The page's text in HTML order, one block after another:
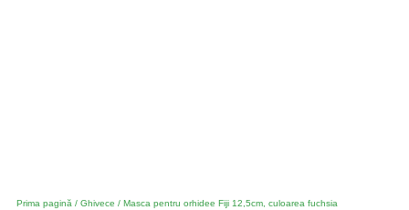
Prima pagină / Ghivece / Masca pentru orhidee Fiji 12,5cm, culoarea fuchsia